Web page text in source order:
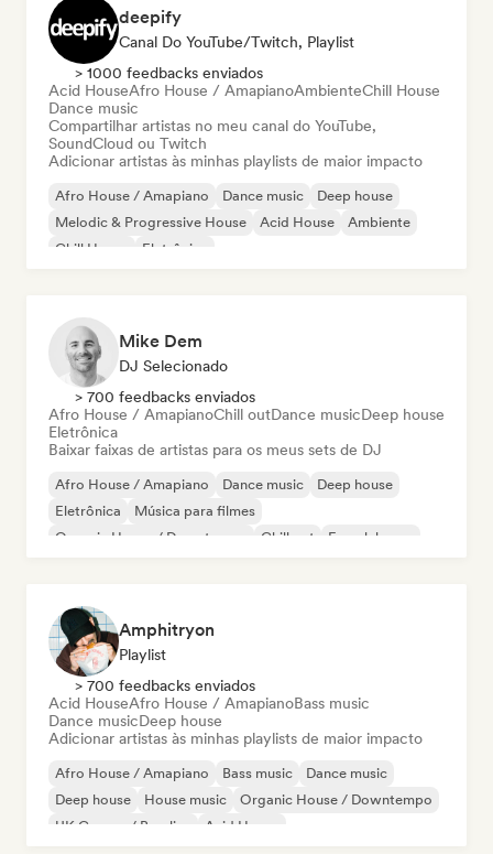
deepify
Canal Do YouTube/Twitch, Playlist
> 1000 feedbacks enviados
Acid HouseAfro House / AmapianoAmbienteChill House
Dance music
Compartilhar artistas no meu canal do YouTube,
SoundCloud ou Twitch
Adicionar artistas às minhas playlists de maior impacto
Afro House / Amapiano Dance music
Deep house
Melodic & Progressive House
Acid House
Ambiente
Chill House
Eletrônica
Mike Dem
DJ Selecionado
> 700 feedbacks enviados
Afro House / AmapianoChill outDance musicDeep house
Eletrônica
Baixar faixas de artistas para os meus sets de DJ
Afro House / Amapiano Dance music
Deep house
Eletrônica
Música para filmes
Organic House / Downtempo
Chill out French house
Amphitryon
Playlist
> 700 feedbacks enviados
Acid HouseAfro House / AmapianoBass music
Dance musicDeep house
Adicionar artistas às minhas playlists de maior impacto
Afro House / Amapiano Bass music
Dance music
Deep house
House music
Organic House / Downtempo
UK Garage / Bassline
Acid House